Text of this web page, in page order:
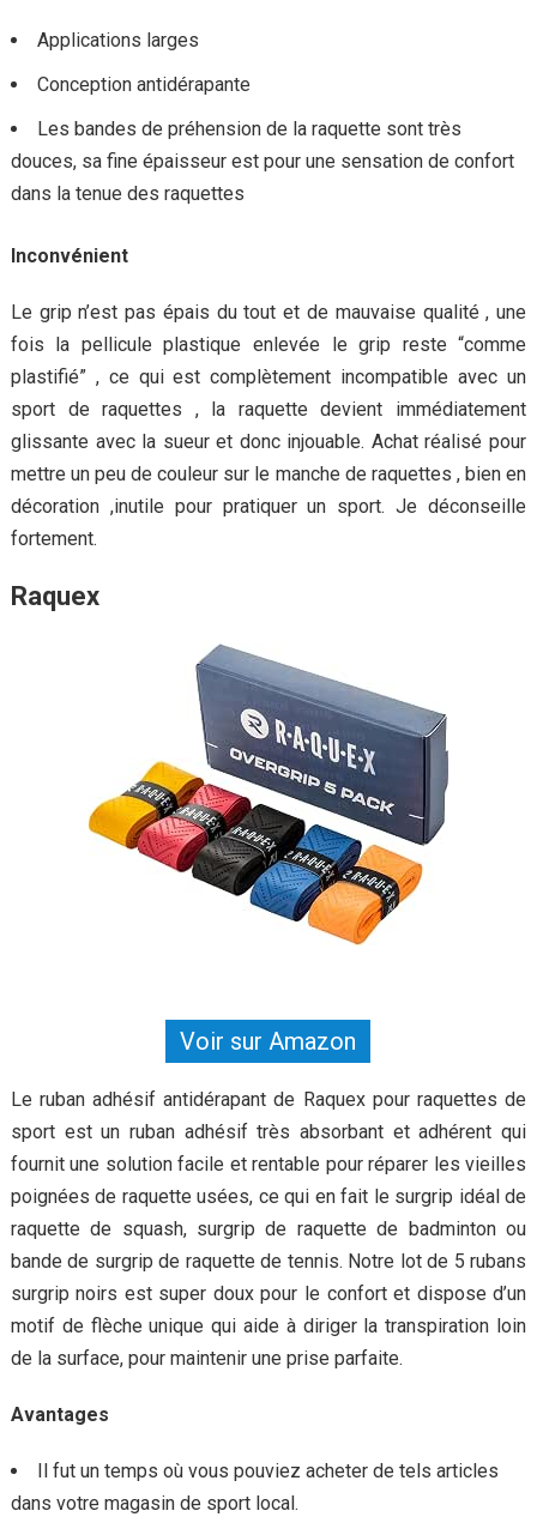
Applications larges
Conception antidérapante
Les bandes de préhension de la raquette sont très
douces, sa fine épaisseur est pour une sensation de confort
dans la tenue des raquettes
Inconvénient
Le grip n’est pas épais du tout et de mauvaise qualité , une
fois la pellicule plastique enlevée le grip reste “comme
plastifié” , ce qui est complètement incompatible avec un
sport de raquettes , la raquette devient immédiatement
glissante avec la sueur et donc injouable. Achat réalisé pour
mettre un peu de couleur sur le manche de raquettes , bien en
décoration ,inutile pour pratiquer un sport. Je déconseille
fortement.
Raquex
Voir sur Amazon
Le ruban adhésif antidérapant de Raquex pour raquettes de
sport est un ruban adhésif très absorbant et adhérent qui
fournit une solution facile et rentable pour réparer les vieilles
poignées de raquette usées, ce qui en fait le surgrip idéal de
raquette de squash, surgrip de raquette de badminton ou
bande de surgrip de raquette de tennis. Notre lot de 5 rubans
surgrip noirs est super doux pour le confort et dispose d’un
motif de flèche unique qui aide à diriger la transpiration loin
de la surface, pour maintenir une prise parfaite.
Avantages
Il fut un temps où vous pouviez acheter de tels articles
dans votre magasin de sport local.